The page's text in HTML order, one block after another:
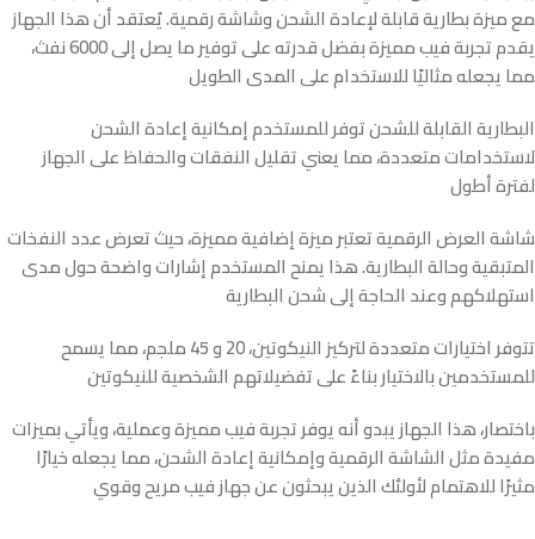
مع ميزة بطارية قابلة لإعادة الشحن وشاشة رقمية. يُعتقد أن هذا الجهاز
يقدم تجربة فيب مميزة بفضل قدرته على توفير ما يصل إلى 6000 نفث،
مما يجعله مثاليًا للاستخدام على المدى الطويل
البطارية القابلة للشحن توفر للمستخدم إمكانية إعادة الشحن
لاستخدامات متعددة، مما يعني تقليل النفقات والحفاظ على الجهاز
لفترة أطول
شاشة العرض الرقمية تعتبر ميزة إضافية مميزة، حيث تعرض عدد النفخات
المتبقية وحالة البطارية. هذا يمنح المستخدم إشارات واضحة حول مدى
استهلاكهم وعند الحاجة إلى شحن البطارية
تتوفر اختيارات متعددة لتركيز النيكوتين، 20 و 45 ملجم، مما يسمح
للمستخدمين بالاختيار بناءً على تفضيلاتهم الشخصية للنيكوتين
باختصار، هذا الجهاز يبدو أنه يوفر تجربة فيب مميزة وعملية، ويأتي بميزات
مفيدة مثل الشاشة الرقمية وإمكانية إعادة الشحن، مما يجعله خيارًا
مثيرًا للاهتمام لأولئك الذين يبحثون عن جهاز فيب مريح وقوي